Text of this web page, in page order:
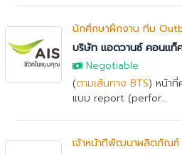
นักศึกษาฝึกงาน ทีม
บริษัท แอดวานซ์ คอนแท็
Negotiable
(ตามเส้นทาง BTS) หน้า
แบบ report (perfor...
เจ้าหน้าที่พัฒนาผลิตภัณ